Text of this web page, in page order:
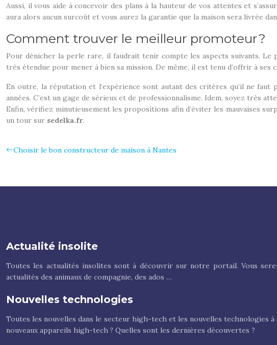
Aussi, il vous aide à concevoir des plans à la hauteur de vos attentes et
aura alors aucun surcoût et vous aurez la garantie que la maison sera livrée
Comment trouver le meilleur promoteur ?
Pour dénicher la perle rare, il faudrait tenir compte les aspects suivants. Le
très étendue pour mener à bien sa mission. De même, il est tenu d’offrir à
En outre, la réputation et l’expérience sont autant des critères qu’il ne
années. C’est un gage de sérieux et de professionnalisme. Idem, soyez très
Enfin, vérifiez minutieusement les propositions afin d’éviter les mauvaises
un tour sur sedelka.fr.
Choisir le bon constructeur de maison à Nantes
Actualité insolite
Toutes les actualités insolites sont à découvrir sur notre portail. Vous
actualités des animaux de compagnie, des ados …
Nouvelles technologies
Toutes les nouvelles dans le secteur high-tech et les nouvelles technologies
nouveaux appareils high-tech ? Quelles sont les dernières découvertes ?